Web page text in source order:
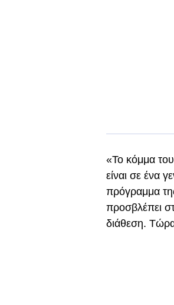
«Το κόμμα
είναι σε ένα
πρόγραμμα
προσβλέπει
διάθεση.